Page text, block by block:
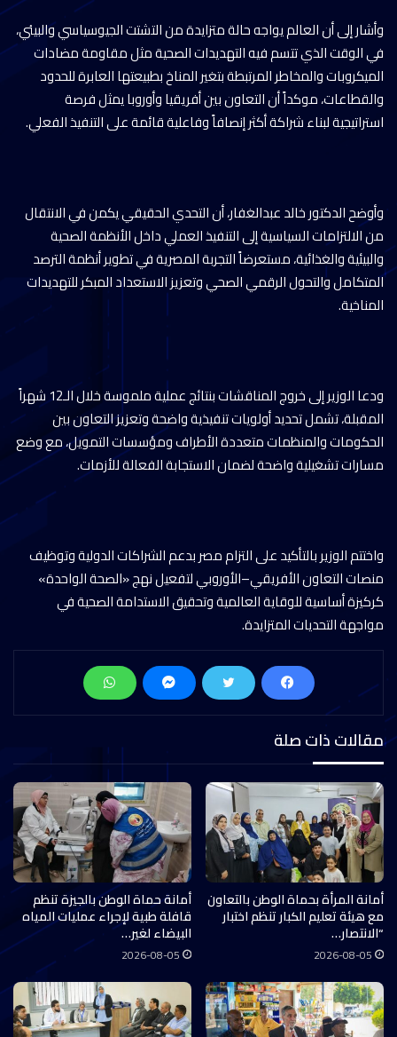
وأشار إلى أن العالم يواجه حالة متزايدة من التشتت الجيوسياسي والبيئي،
في الوقت الذي تتسم فيه التهديدات الصحية مثل مقاومة مضادات
الميكروبات والمخاطر المرتبطة بتغير المناخ بطبيعتها العابرة للحدود
والقطاعات، موكداً أن التعاون بين أفريقيا وأوروبا يمثل فرصة
استراتيجية لبناء شراكة أكثر إنصافاً وفاعلية قائمة على التنفيذ الفعلي.
وأوضح الدكتور خالد عبدالغفار، أن التحدي الحقيقي يكمن في الانتقال
من الالتزامات السياسية إلى التنفيذ العملي داخل الأنظمة الصحية
والبيئية والغذائية، مستعرضاً التجربة المصرية في تطوير أنظمة الترصد
المتكامل والتحول الرقمي الصحي وتعزيز الاستعداد المبكر للتهديدات
المناخية.
ودعا الوزير إلى خروج المناقشات بنتائج عملية ملموسة خلال الـ12 شهراً
المقبلة، تشمل تحديد أولويات تنفيذية واضحة وتعزيز التعاون بين
الحكومات والمنظمات متعددة الأطراف ومؤسسات التمويل، مع وضع
مسارات تشغيلية واضحة لضمان الاستجابة الفعالة للأزمات.
واختتم الوزير بالتأكيد على التزام مصر بدعم الشراكات الدولية وتوظيف
منصات التعاون الأفريقي–الأوروبي لتفعيل نهج «الصحة الواحدة»
كركيزة أساسية للوقاية العالمية وتحقيق الاستدامة الصحية في
مواجهة التحديات المتزايدة.
مقالات ذات صلة
أمانة المرأة بحماة الوطن بالتعاون
مع هيئة تعليم الكبار تنظم اختبار
“الانتصار…
2026-08-05
أمانة حماة الوطن بالجيزة تنظم
قافلة طبية لإجراء عمليات المياه
البيضاء لغير…
2026-08-05